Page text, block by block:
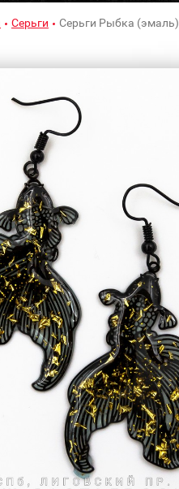
Серьги Серьги Рыбка (эмаль)